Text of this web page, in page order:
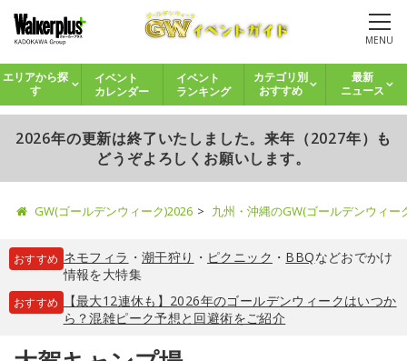
MENU
エリアから探
す
イベント
カレンダー
イベント
ランキング
カテゴリ別
おすすめ
最新
ニュース
2026年の更新は終了いたしました。来年（2027年）も
どうぞよろしくお願いします。
GW(ゴールデンウィーク)2026 九州・沖縄のGW(ゴールデンウィ
おすすめ ネモフィラ ・ 潮干狩り ・ ピクニック ・ BBQなどおでかけ
情報を大特集
おすすめ
【最大12連休も】2026年のゴールデンウィークはいつか
ら？混雑ピーク予想と回避術をご紹介